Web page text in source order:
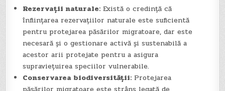
Rezervații naturale: Există o credință că
înființarea rezervațiilor naturale este suficientă
pentru protejarea păsărilor migratoare, dar este
necesară și o gestionare activă și sustenabilă a
acestor arii protejate pentru a asigura
supraviețuirea speciilor vulnerabile.
Conservarea biodiversității: Protejarea